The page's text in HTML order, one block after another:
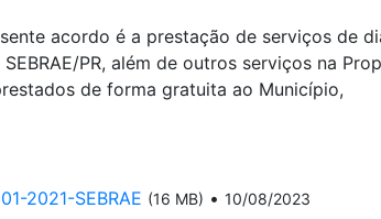
acordo é a prestação de serviços de
PR, além de outros serviços na
de forma gratuita ao Município,
2021-SEBRAE (16 MB) • 10/08/2023